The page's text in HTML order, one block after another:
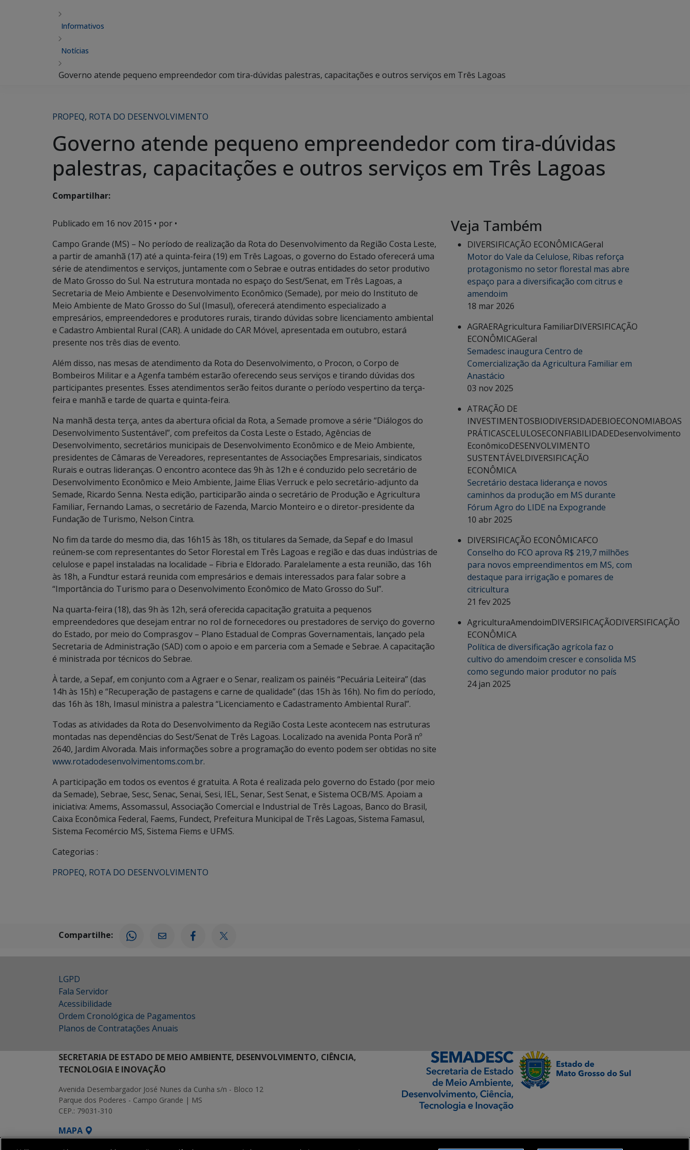
Informativos
Notícias
Governo atende pequeno empreendedor com tira-dúvidas palestras, capacitações e outros serviços em Três Lagoas
PROPEQ, ROTA DO DESENVOLVIMENTO
Governo atende pequeno empreendedor com tira-dúvidas
palestras, capacitações e outros serviços em Três Lagoas
Compartilhar:
Publicado em 16 nov 2015 • por •
Campo Grande (MS) – No período de realização da Rota do Desenvolvimento da Região Costa Leste,
a partir de amanhã (17) até a quinta-feira (19) em Três Lagoas, o governo do Estado oferecerá uma
série de atendimentos e serviços, juntamente com o Sebrae e outras entidades do setor produtivo
de Mato Grosso do Sul. Na estrutura montada no espaço do Sest/Senat, em Três Lagoas, a
Secretaria de Meio Ambiente e Desenvolvimento Econômico (Semade), por meio do Instituto de
Meio Ambiente de Mato Grosso do Sul (Imasul), oferecerá atendimento especializado a
empresários, empreendedores e produtores rurais, tirando dúvidas sobre licenciamento ambiental
e Cadastro Ambiental Rural (CAR). A unidade do CAR Móvel, apresentada em outubro, estará
presente nos três dias de evento.
Além disso, nas mesas de atendimento da Rota do Desenvolvimento, o Procon, o Corpo de
Bombeiros Militar e a Agenfa também estarão oferecendo seus serviços e tirando dúvidas dos
participantes presentes. Esses atendimentos serão feitos durante o período vespertino da terça-
feira e manhã e tarde de quarta e quinta-feira.
Na manhã desta terça, antes da abertura oficial da Rota, a Semade promove a série “Diálogos do
Desenvolvimento Sustentável”, com prefeitos da Costa Leste o Estado, Agências de
Desenvolvimento, secretários municipais de Desenvolvimento Econômico e de Meio Ambiente,
presidentes de Câmaras de Vereadores, representantes de Associações Empresariais, sindicatos
Rurais e outras lideranças. O encontro acontece das 9h às 12h e é conduzido pelo secretário de
Desenvolvimento Econômico e Meio Ambiente, Jaime Elias Verruck e pelo secretário-adjunto da
Semade, Ricardo Senna. Nesta edição, participarão ainda o secretário de Produção e Agricultura
Familiar, Fernando Lamas, o secretário de Fazenda, Marcio Monteiro e o diretor-presidente da
Fundação de Turismo, Nelson Cintra.
No fim da tarde do mesmo dia, das 16h15 às 18h, os titulares da Semade, da Sepaf e do Imasul
reúnem-se com representantes do Setor Florestal em Três Lagoas e região e das duas indústrias de
celulose e papel instaladas na localidade – Fibria e Eldorado. Paralelamente a esta reunião, das 16h
às 18h, a Fundtur estará reunida com empresários e demais interessados para falar sobre a
“Importância do Turismo para o Desenvolvimento Econômico de Mato Grosso do Sul”.
Na quarta-feira (18), das 9h às 12h, será oferecida capacitação gratuita a pequenos
empreendedores que desejam entrar no rol de fornecedores ou prestadores de serviço do governo
do Estado, por meio do Comprasgov – Plano Estadual de Compras Governamentais, lançado pela
Secretaria de Administração (SAD) com o apoio e em parceria com a Semade e Sebrae. A capacitação
é ministrada por técnicos do Sebrae.
À tarde, a Sepaf, em conjunto com a Agraer e o Senar, realizam os painéis “Pecuária Leiteira” (das
14h às 15h) e “Recuperação de pastagens e carne de qualidade” (das 15h às 16h). No fim do período,
das 16h às 18h, Imasul ministra a palestra “Licenciamento e Cadastramento Ambiental Rural”.
Todas as atividades da Rota do Desenvolvimento da Região Costa Leste acontecem nas estruturas
montadas nas dependências do Sest/Senat de Três Lagoas. Localizado na avenida Ponta Porã nº
2640, Jardim Alvorada. Mais informações sobre a programação do evento podem ser obtidas no site
www.rotadodesenvolvimentoms.com.br.
A participação em todos os eventos é gratuita. A Rota é realizada pelo governo do Estado (por meio
da Semade), Sebrae, Sesc, Senac, Senai, Sesi, IEL, Senar, Sest Senat, e Sistema OCB/MS. Apoiam a
iniciativa: Amems, Assomassul, Associação Comercial e Industrial de Três Lagoas, Banco do Brasil,
Caixa Econômica Federal, Faems, Fundect, Prefeitura Municipal de Três Lagoas, Sistema Famasul,
Sistema Fecomércio MS, Sistema Fiems e UFMS.
Categorias :
PROPEQ, ROTA DO DESENVOLVIMENTO
Veja Também
DIVERSIFICAÇÃO ECONÔMICAGeral
Motor do Vale da Celulose, Ribas reforça
protagonismo no setor florestal mas abre
espaço para a diversificação com citrus e
amendoim
18 mar 2026
AGRAERAgricultura FamiliarDIVERSIFICAÇÃO
ECONÔMICAGeral
Semadesc inaugura Centro de
Comercialização da Agricultura Familiar em
Anastácio
03 nov 2025
ATRAÇÃO DE
INVESTIMENTOSBIODIVERSIDADEBIOECONOMIABOAS
PRÁTICASCELULOSECONFIABILIDADEDesenvolvimento
EconômicoDESENVOLVIMENTO
SUSTENTÁVELDIVERSIFICAÇÃO
ECONÔMICA
Secretário destaca liderança e novos
caminhos da produção em MS durante
Fórum Agro do LIDE na Expogrande
10 abr 2025
DIVERSIFICAÇÃO ECONÔMICAFCO
Conselho do FCO aprova R$ 219,7 milhões
para novos empreendimentos em MS, com
destaque para irrigação e pomares de
citricultura
21 fev 2025
AgriculturaAmendoimDIVERSIFICAÇÃODIVERSIFICAÇÃO
ECONÔMICA
Política de diversificação agrícola faz o
cultivo do amendoim crescer e consolida MS
como segundo maior produtor no país
24 jan 2025
Compartilhe:
LGPD
Fala Servidor
Acessibilidade
Ordem Cronológica de Pagamentos
Planos de Contratações Anuais
SECRETARIA DE ESTADO DE MEIO AMBIENTE, DESENVOLVIMENTO, CIÊNCIA,
TECNOLOGIA E INOVAÇÃO
Avenida Desembargador José Nunes da Cunha s/n - Bloco 12
Parque dos Poderes - Campo Grande | MS
CEP.: 79031-310
MAPA